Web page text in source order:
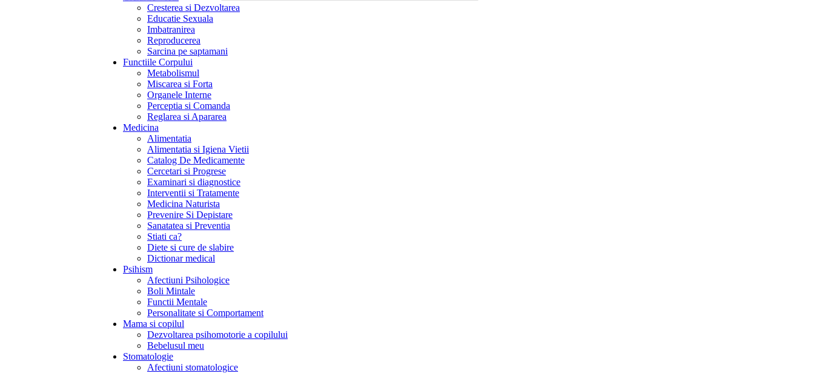
Cresterea si Dezvoltarea
Educatie Sexuala
Imbatranirea
Reproducerea
Sarcina pe saptamani
Functiile Corpului
Metabolismul
Miscarea si Forta
Organele Interne
Perceptia si Comanda
Reglarea si Apararea
Medicina
Alimentatia
Alimentatia si Igiena Vietii
Catalog De Medicamente
Cercetari si Progrese
Examinari si diagnostice
Interventii si Tratamente
Medicina Naturista
Prevenire Si Depistare
Sanatatea si Preventia
Stiati ca?
Diete si cure de slabire
Dictionar medical
Psihism
Afectiuni Psihologice
Boli Mintale
Functii Mentale
Personalitate si Comportament
Mama si copilul
Dezvoltarea psihomotorie a copilului
Bebelusul meu
Stomatologie
Afectiuni stomatologice